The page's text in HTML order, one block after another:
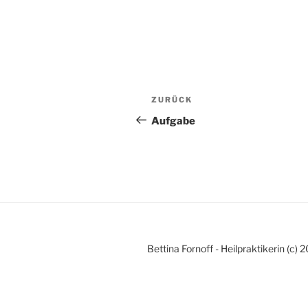
Beitragsnavigation
Vorheriger
Beitrag
ZURÜCK
Aufgabe
Bettina Fornoff - Heilpraktikerin (c)